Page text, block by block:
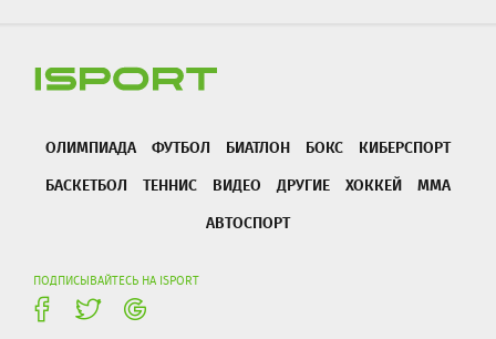
ОЛИМПИАДА ФУТБОЛ БИАТЛОН БОКС
КИБЕРСПОРТ
БАСКЕТБОЛ
ТЕННИС ВИДЕО ДРУГИЕ ХОККЕЙ
ММА
АВТОСПОРТ
ПОДПИСЫВАЙТЕСЬ НА ISPORT